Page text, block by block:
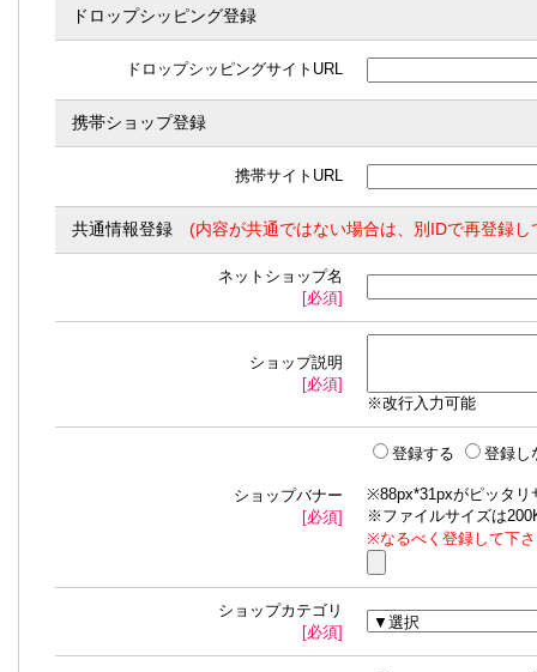
ドロップシッピング登録
ドロップシッピングサイトURL
携帯ショップ登録
携帯サイトURL
共通情報登録 (内容が共通ではない場合は、別IDで再登録し
ネットショップ名
[必須]
ショップ説明
[必須]
※改行入力可能
ショップバナー
[必須]
登録する 登録し
※88px*31pxがピッタリ
※ファイルサイズは
※なるべく登録して下
ショップカテゴリ
[必須]